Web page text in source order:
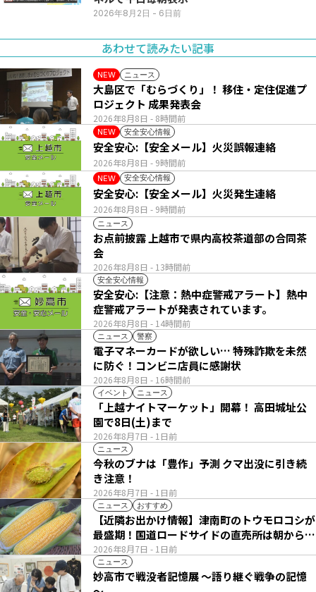
2026年8月2日 - 6日前
あわせて読みたい記事
NEW ニュース
2026年8月8日 - 8時間前
大島区で「むらづくり」！ 移住・定住促進プ
ロジェクト 成果発表会
NEW 安全安心情報
2026年8月8日 - 9時間前
安全安心:【安全メール】火災誤報連絡
NEW 安全安心情報
2026年8月8日 - 9時間前
安全安心:【安全メール】火災発生連絡
ニュース
2026年8月8日 - 13時間前
お点前披露 上越市で県内高校茶道部の合同茶
会
安全安心情報
2026年8月8日 - 14時間前
安全安心:【注意：熱中症警戒アラート】熱中
症警戒アラートが発表されています。
ニュース 警察
2026年8月8日 - 16時間前
電子マネーカードが欲しい… 特殊詐欺を未然
に防ぐ！コンビニ店員に感謝状
イベント ニュース
2026年8月7日 - 1日前
「上越ナイトマーケット」開幕！ 高田城址公
園で8日(土)まで
ニュース
2026年8月7日 - 1日前
今秋のブナは「豊作」予測 クマ出没に引き続
き注意！
ニュース おすすめ
2026年8月7日 - 1日前
【近隣お出かけ情報】津南町のトウモロコシが
最盛期！国道ロードサイドの直売所は朝から長
い列
ニュース
妙高市で戦没者記憶展 ～語り継ぐ戦争の記憶